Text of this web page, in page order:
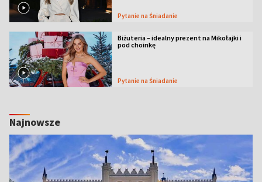
Pytanie na Śniadanie
Biżuteria – idealny prezent na Mikołajki i
pod choinkę
Pytanie na Śniadanie
Najnowsze